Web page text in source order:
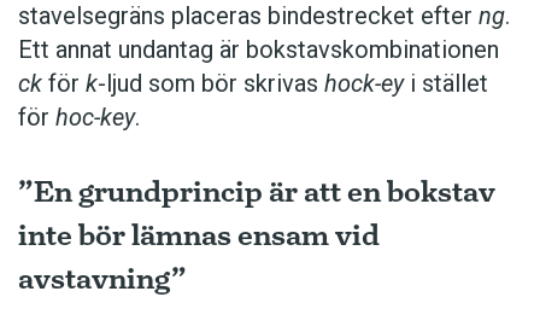
stavelsegräns placeras bindestrecket efter ng.
Ett annat undantag är bokstavskombinationen
ck för k-ljud som bör skrivas hock-eyi stället
för hoc-key.
”En grundprincip är att en bokstav
inte bör lämnas ensam vid
avstavning”